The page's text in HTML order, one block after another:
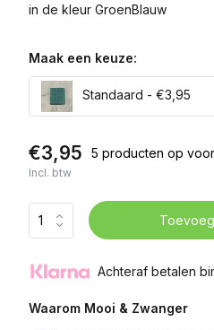
in de kleur GroenBlauw
Maak een keuze:
Standaard - €3,95
€3,95 5 producten op
Incl. btw
Achteraf betalen
Waarom Mooi & Zwanger